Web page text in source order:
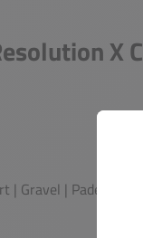
X
| Gravel | Padel